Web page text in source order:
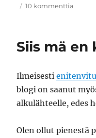
10 kommenttia
Siis mä en
Ilmeisesti
blogi on saanut
alkulähteelle, edes
Olen ollut pienestä